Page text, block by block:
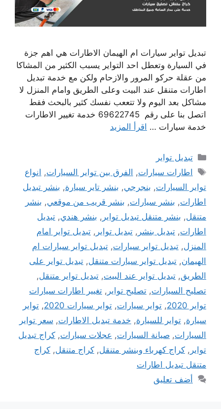
تبديل تواير سيارات ام الهيمان الاطارات هي اهم جزة
في السيارة وتعطل احد التواير يسبب الكثير من المشاكا
من عقلة حركو المرور والازحام ولكن مع خدمة تبديل
اطارات متنقل عند البيت وعلى الطريق وامام المنزل لا
مشاكل بعد اليوم ولا تتععب نفسك كثير بالبحث فقط
اتصل بنا على رقم 69622745 خدمة تغيير الاطارات
خدمة سيارات … اقرأ المزيد
التصنيفات
تبديل تواير
الوسوم
اطارات سيارات, الفرق بين تواير السيارات, انواع
تواير السيارات, بنجرجي, بنشر تاير سيارة, بنشر تبديل
اطارات, بنشر سيارات, بنشر قريب من موقعي, بنشر
متنقل, بنشر متنقل تبديل تواير , بنشر هندي, تبديل
اطارات, تبديل بنشر , تبديل تواير , تبديل تواير امام
المنزل, تبديل تواير سيارات, تبديل تواير سيارات ام
الهيمان, تبديل تواير سيارات متنقل, تبديل تواير على
الطريق, تبديل تواير عند البيت, تبديل تواير متنقل,
تصليح السيارات, تصليح تواير , تغيير اطارات سيارات
تواير 2020
, تواير سيارات, تواير سيارات 2020 , تواير
سيارة, تواير للسيارة, خدمة تبديل الاطارات, سعر تواير
السيارات, صيانة السيارات, عجلات سيارات, كراج تبديل
تواير , كراج كهرباء وبنشر متنقل, كراج متنقل, كراج
متنقل تبديل اطارات
أضف تعليق